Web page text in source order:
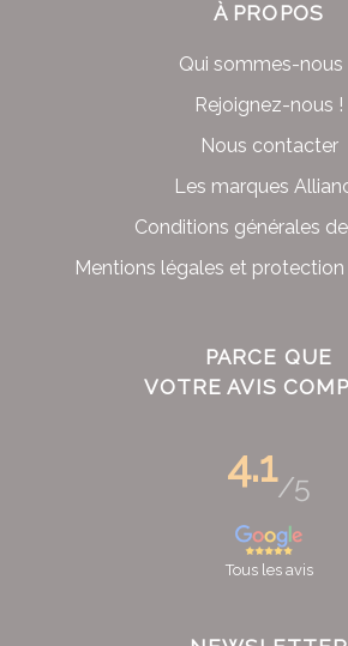
À PROPOS
Qui sommes-nous
Rejoignez-nous !
Nous contacter
Les marques
Conditions générales
Mentions légales et
PARCE QUE
VOTRE AVIS
4.1/5
Tous les avis